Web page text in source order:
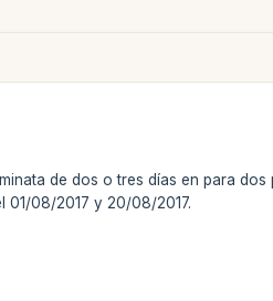
de dos o tres días en para
01/08/2017 y 20/08/2017.